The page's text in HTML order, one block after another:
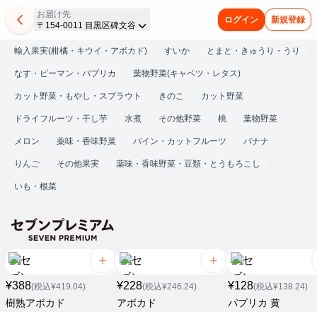
お届け先
〒154-0011 目黒区碑文谷
ログイン 新規登録
輸入果実(柑橘・キウイ・アボカド) すいか とまと・きゅうり・うり
なす・ピーマン・パプリカ 葉物野菜(キャベツ・レタス)
カット野菜・もやし・スプラウト きのこ カット野菜
ドライフルーツ・干し芋 水煮 その他野菜 桃 葉物野菜
メロン 薬味・香味野菜 パイン・カットフルーツ バナナ
りんご その他果実 薬味・香味野菜・豆類・とうもろこし
いも・根菜
¥388(税込¥419.04)
樹熟アボカド
¥228(税込¥246.24)
アボカド
¥128(税込¥138.24)
パプリカ 黄